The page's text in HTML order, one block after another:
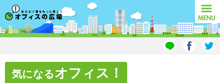
オフィスの広場 MENU
気になるオフィス！